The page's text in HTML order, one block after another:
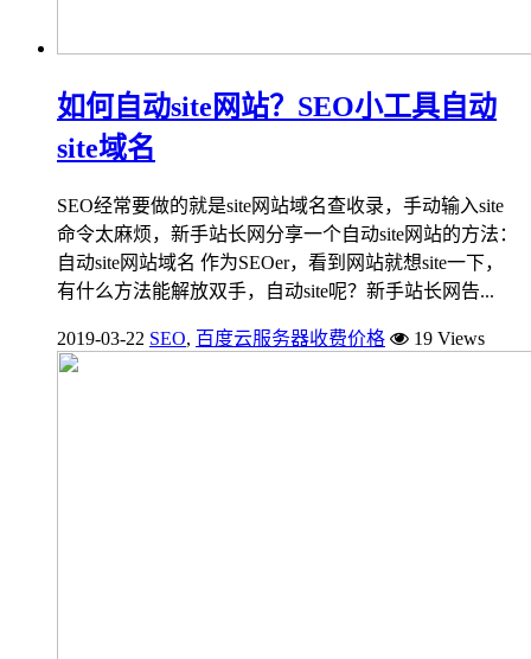
如何自动site网站？SEO小工具自动
site域名
SEO经常要做的就是site网站域名查收录，手动输入site
命令太麻烦，新手站长网分享一个自动site网站的方法：
自动site网站域名 作为SEOer，看到网站就想site一下，
有什么方法能解放双手，自动site呢？新手站长网告...
2019-03-22 SEO, 百度云服务器收费价格 19 Views